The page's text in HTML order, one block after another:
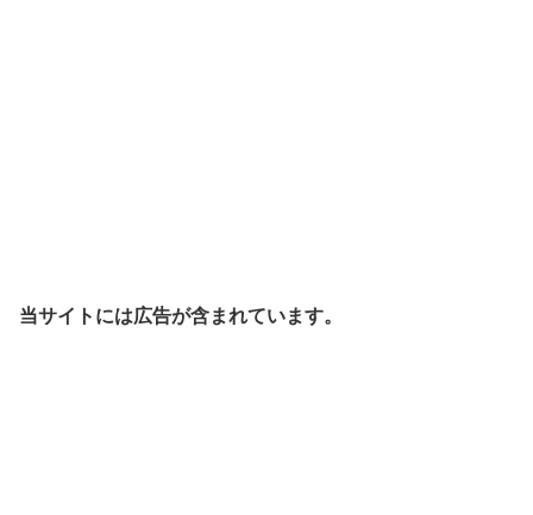
当サイトには広告が含まれています。